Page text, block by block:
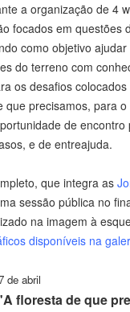
a organização de 4
focados em questões
como objetivo
do terreno com
os desafios
que precisamos, para
de encontro
e de entreajuda.
que integra as
sessão pública no
na imagem à
disponíveis na
de abril
floresta de que